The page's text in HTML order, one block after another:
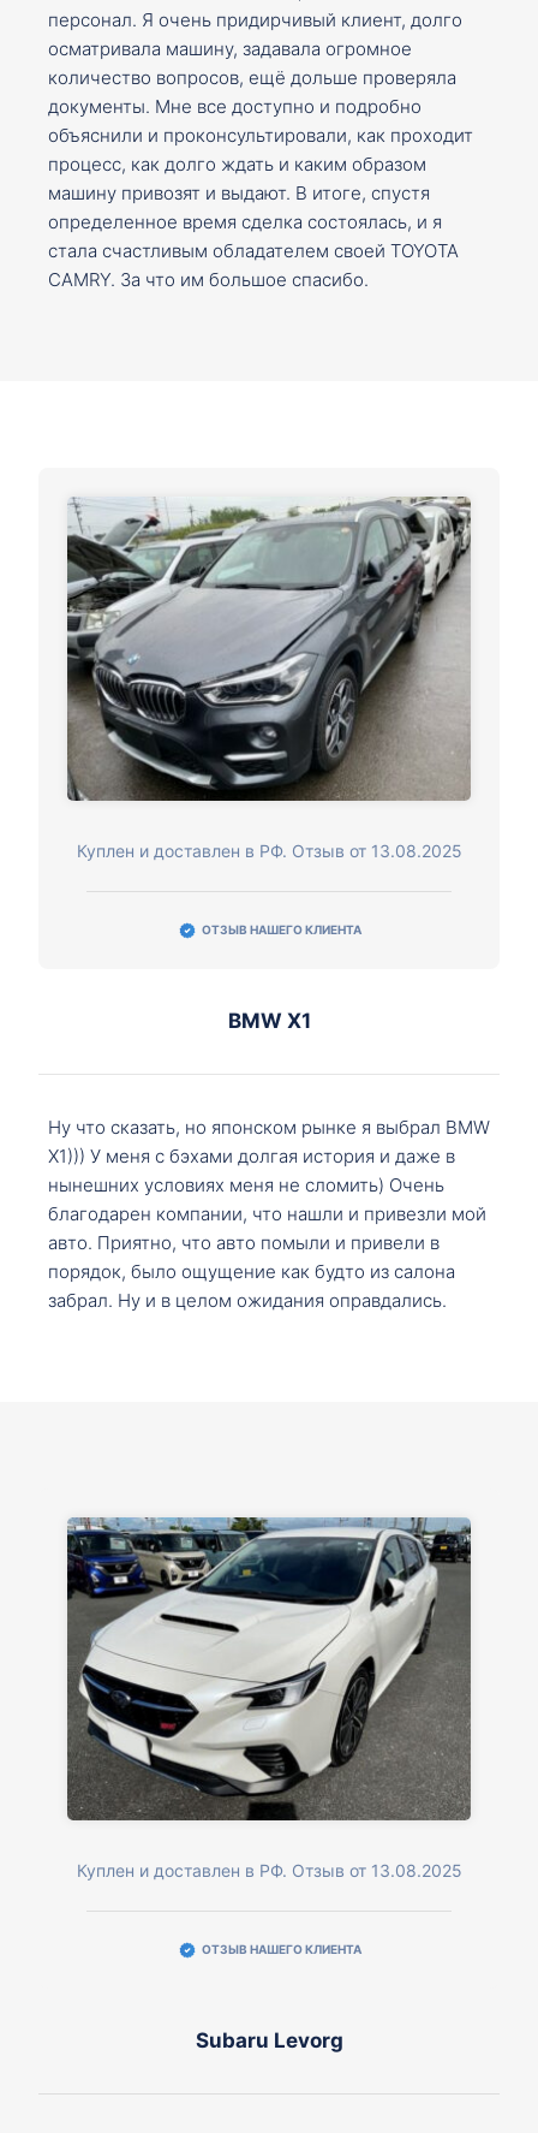
персонал. Я очень придирчивый клиент, долго
осматривала машину, задавала огромное
количество вопросов, ещё дольше проверяла
документы. Мне все доступно и подробно
объяснили и проконсультировали, как проходит
процесс, как долго ждать и каким образом
машину привозят и выдают. В итоге, спустя
определенное время сделка состоялась, и я
стала счастливым обладателем своей TOYOTA
CAMRY. За что им большое спасибо.
Куплен и доставлен в РФ. Отзыв от 13.08.2025
ОТЗЫВ НАШЕГО КЛИЕНТА
BMW X1
Ну что сказать, но японском рынке я выбрал BMW
X1))) У меня с бэхами долгая история и даже в
нынешних условиях меня не сломить) Очень
благодарен компании, что нашли и привезли мой
авто. Приятно, что авто помыли и привели в
порядок, было ощущение как будто из салона
забрал. Ну и в целом ожидания оправдались.
Куплен и доставлен в РФ. Отзыв от 13.08.2025
ОТЗЫВ НАШЕГО КЛИЕНТА
Subaru Levorg